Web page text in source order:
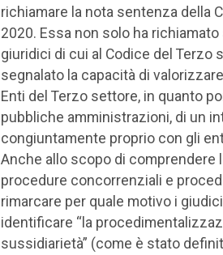
richiamare la nota sentenza della
2020. Essa non solo ha
giuridici di cui al Codice del Terzo
segnalato la capacità di
Enti del Terzo settore, in quanto
pubbliche amministrazioni, di un
congiuntamente proprio con gli
Anche allo scopo di
procedure concorrenziali e
rimarcare per quale motivo i
identificare “la
sussidiarietà” (come è stato